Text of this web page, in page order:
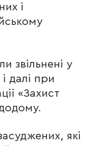
і
звільнені у
далі при
«Захист
які